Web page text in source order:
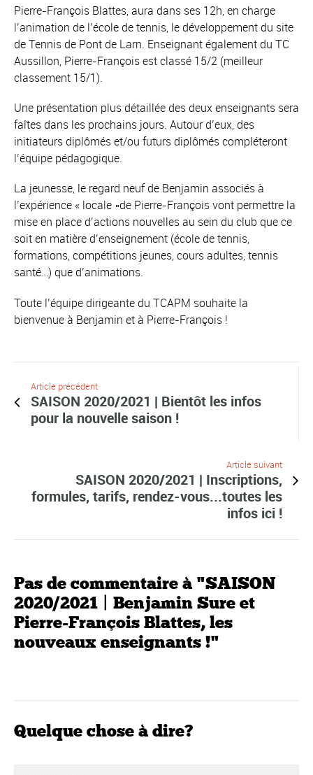
Pierre-François Blattes, aura dans ses 12h, en charge
l’animation de l’école de tennis, le développement du site
de Tennis de Pont de Larn. Enseignant également du TC
Aussillon, Pierre-François est classé 15/2 (meilleur
classement 15/1).
Une présentation plus détaillée des deux enseignants sera
faîtes dans les prochains jours. Autour d’eux, des
initiateurs diplômés et/ou futurs diplômés compléteront
l’équipe pédagogique.
La jeunesse, le regard neuf de Benjamin associés à
l’expérience « locale »de Pierre-François vont permettre la
mise en place d’actions nouvelles au sein du club que ce
soit en matière d’enseignement (école de tennis,
formations, compétitions jeunes, cours adultes, tennis
santé…) que d’animations.
Toute l’équipe dirigeante du TCAPM souhaite la
bienvenue à Benjamin et à Pierre-François !
Article précédent
SAISON 2020/2021 | Bientôt les infos
pour la nouvelle saison !
Article suivant
SAISON 2020/2021 | Inscriptions,
formules, tarifs, rendez-vous...toutes les
infos ici !
Pas de commentaire à "SAISON
2020/2021 | Benjamin Sure et
Pierre-François Blattes, les
nouveaux enseignants !"
Quelque chose à dire?